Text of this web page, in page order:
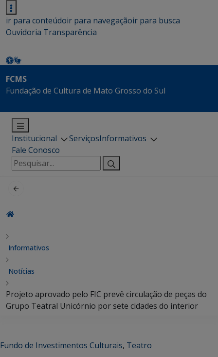
ir para conteúdoir para navegaçãoir para busca
Ouvidoria Transparência
FCMS
Fundação de Cultura de Mato Grosso do Sul
Institucional ServiçosInformativos
Fale Conosco
Pesquisar
por:
Informativos
Notícias
Projeto aprovado pelo FIC prevê circulação de peças do
Grupo Teatral Unicórnio por sete cidades do interior
Fundo de Investimentos Culturais, Teatro